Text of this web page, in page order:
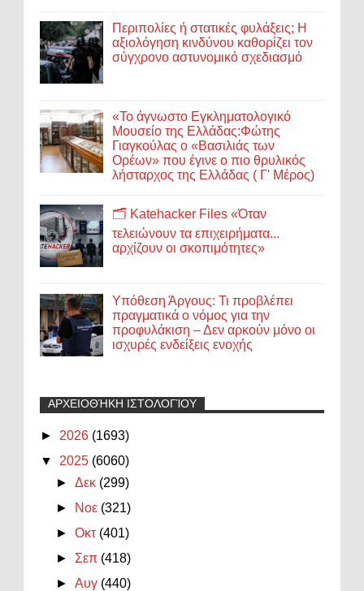
Περιπολίες ή στατικές φυλάξεις; Η
αξιολόγηση κινδύνου καθορίζει τον
σύγχρονο αστυνομικό σχεδιασμό
«Το άγνωστο Εγκληματολογικό
Μουσείο της Ελλάδας:Φώτης
Γιαγκούλας ο «Βασιλιάς των
Ορέων» που έγινε ο πιο θρυλικός
λήσταρχος της Ελλάδας ( Γ' Μέρος)
🗂️ Katehacker Files «Όταν
τελειώνουν τα επιχειρήματα...
αρχίζουν οι σκοπιμότητες»
Υπόθεση Άργους: Τι προβλέπει
πραγματικά ο νόμος για την
προφυλάκιση – Δεν αρκούν μόνο οι
ισχυρές ενδείξεις ενοχής
ΑΡΧΕΙΟΘΉΚΗ ΙΣΤΟΛΟΓΊΟΥ
► 2026 (1693)
▼ 2025 (6060)
►Δεκ (299)
►
Νοε (321)
►Οκτ (401)
► Σεπ (418)
►Αυγ (440)